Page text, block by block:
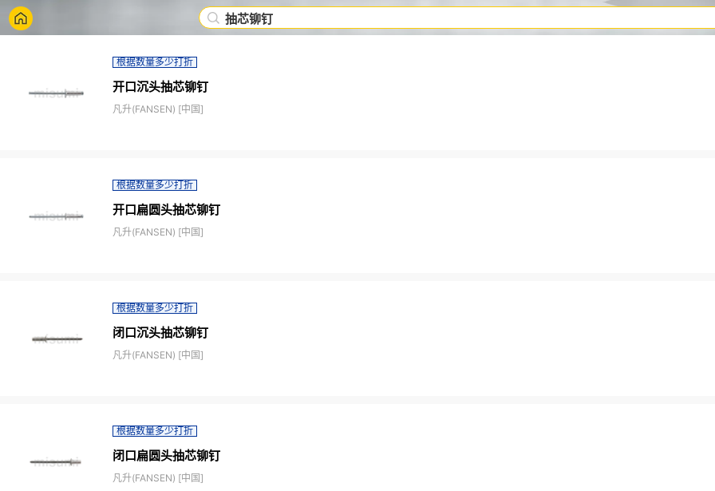
抽芯铆钉
根据数量多少打折
开口沉头抽芯铆钉
凡升(FANSEN) [中国]
根据数量多少打折
开口扁圆头抽芯铆钉
凡升(FANSEN) [中国]
根据数量多少打折
闭口沉头抽芯铆钉
凡升(FANSEN) [中国]
根据数量多少打折
闭口扁圆头抽芯铆钉
凡升(FANSEN) [中国]